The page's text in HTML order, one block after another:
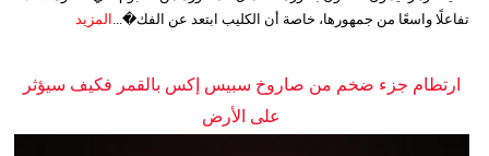
تفاعلًا واسعًا من جمهورها، خاصة أن الكليب ابتعد عن الفك�... المزيد
ارتطام جزء ضخم من صاروخ سبيس إكس بالقمر فكيف سيؤثر
على الأرض